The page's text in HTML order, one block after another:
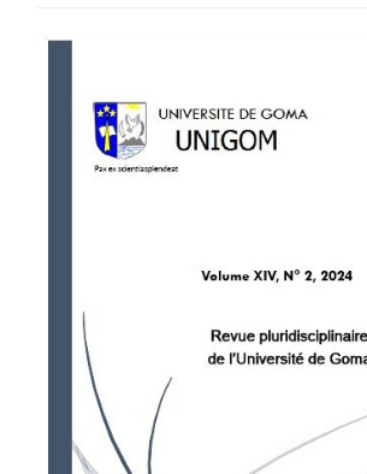
Barre
latérale
l'article